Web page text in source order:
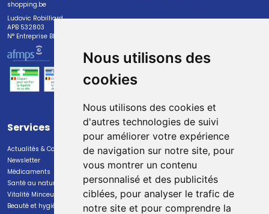
Nous utilisons des
cookies
Nous utilisons des cookies et
d'autres technologies de suivi
pour améliorer votre expérience
de navigation sur notre site, pour
vous montrer un contenu
personnalisé et des publicités
ciblées, pour analyser le trafic de
notre site et pour comprendre la
shopping.be
Ludovic Robilliard
APB 532803
N° Entreprise BE0447.382.113
Services
Actualités & Conseils
Newsletter
Médicaments
Santé au naturel
Vitalité Minceur Nutrition
Beauté et hygiène
Paiement
Paiement sécurisé